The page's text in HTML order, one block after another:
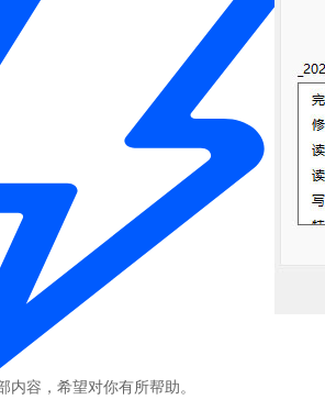
内容，希望对你有所帮助。